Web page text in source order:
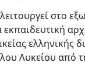
στο
ελληνικής
Λυκείου από